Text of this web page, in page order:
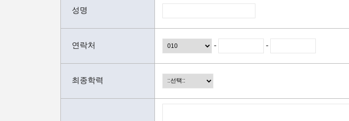
성명
연락처 - -
최종학력